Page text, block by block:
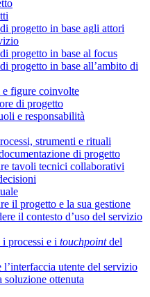
progetto in base agli attori
progetto in base al focus
progetto in base all’ambito di
figure coinvolte
di progetto
e responsabilità
strumenti e rituali
di progetto
tavoli tecnici collaborativi
il progetto e la sua gestione
il contesto d’uso del servizio
processi e i touchpointdel
l’interfaccia utente del servizio
soluzione ottenuta